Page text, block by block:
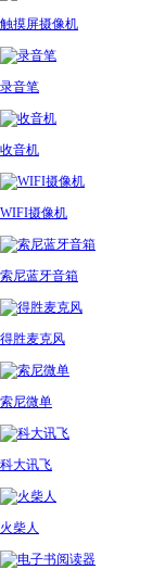
触摸屏摄像机
录音笔
收音机
WIFI摄像机
索尼蓝牙音箱
得胜麦克风
索尼微单
科大讯飞
火柴人